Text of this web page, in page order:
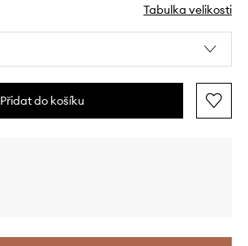
Tabulka velikosti
Přidat do košíku